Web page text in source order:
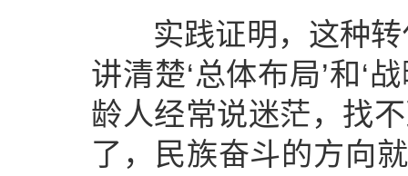
实践证明，这种转
讲清楚‘总体布局’和‘
龄人经常说迷茫，找
了，民族奋斗的方向